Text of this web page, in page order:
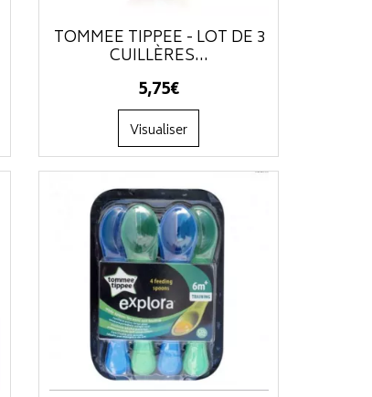
TOMMEE TIPPEE - LOT DE 3
CUILLÈRES...
5,75€
Visualiser